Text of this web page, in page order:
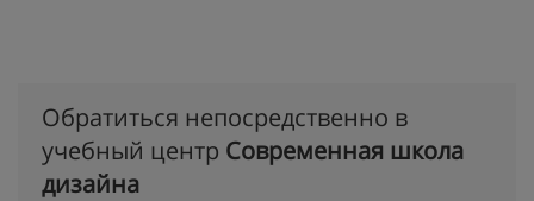
Обратиться непосредственно в
учебный центр Современная школа
дизайна